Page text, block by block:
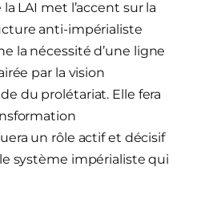
LAI met l’accent sur la
anti-impérialiste
la nécessité d’une ligne
par la vision
du prolétariat. Elle fera
un rôle actif et décisif
système impérialiste qui